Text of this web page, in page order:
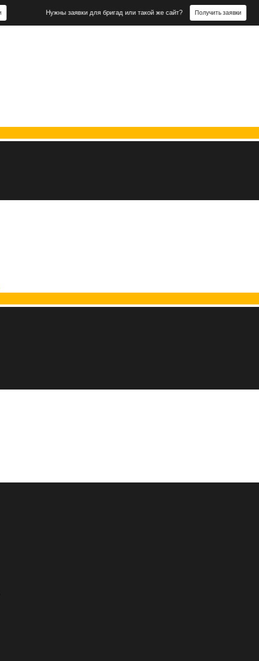
Нужны заявки для бригад или такой же сайт? Получить заявки